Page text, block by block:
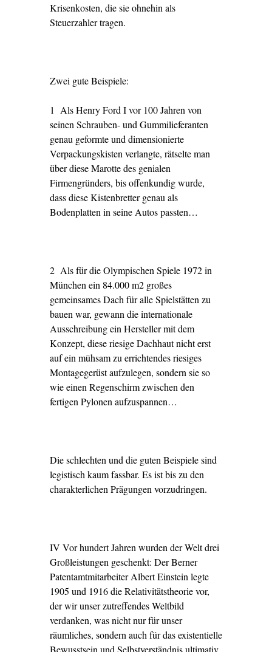
Krisenkosten, die sie ohnehin als
Steuerzahler tragen.
Zwei gute Beispiele:
1 Als Henry Ford I vor 100 Jahren von
seinen Schrauben- und Gummilieferanten
genau geformte und dimensionierte
Verpackungskisten verlangte, rätselte man
über diese Marotte des genialen
Firmengründers, bis offenkundig wurde,
dass diese Kistenbretter genau als
Bodenplatten in seine Autos passten…
2 Als für die Olympischen Spiele 1972 in
München ein 84.000 m2 großes
gemeinsames Dach für alle Spielstätten zu
bauen war, gewann die internationale
Ausschreibung ein Hersteller mit dem
Konzept, diese riesige Dachhaut nicht erst
auf ein mühsam zu errichtendes riesiges
Montagegerüst aufzulegen, sondern sie so
wie einen Regenschirm zwischen den
fertigen Pylonen aufzuspannen…
Die schlechten und die guten Beispiele sind
legistisch kaum fassbar. Es ist bis zu den
charakterlichen Prägungen vorzudringen.
IV Vor hundert Jahren wurden der Welt drei
Großleistungen geschenkt: Der Berner
Patentamtmitarbeiter Albert Einstein legte
1905 und 1916 die Relativitätstheorie vor,
der wir unser zutreffendes Weltbild
verdanken, was nicht nur für unser
räumliches, sondern auch für das existentielle
Bewusstsein und Selbstverständnis ultimativ